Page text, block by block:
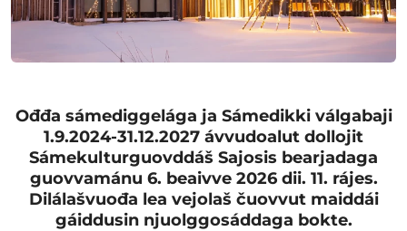
Ođđa sámediggelága ja Sámedikki válgabaji
1.9.2024-31.12.2027 ávvudoalut dollojit
Sámekulturguovddáš Sajosis bearjadaga
guovvamánu 6. beaivve 2026 dii. 11. rájes.
Dilálašvuođa lea vejolaš čuovvut maiddái
gáiddusin njuolggosáddaga bokte.